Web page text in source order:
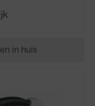
in huis